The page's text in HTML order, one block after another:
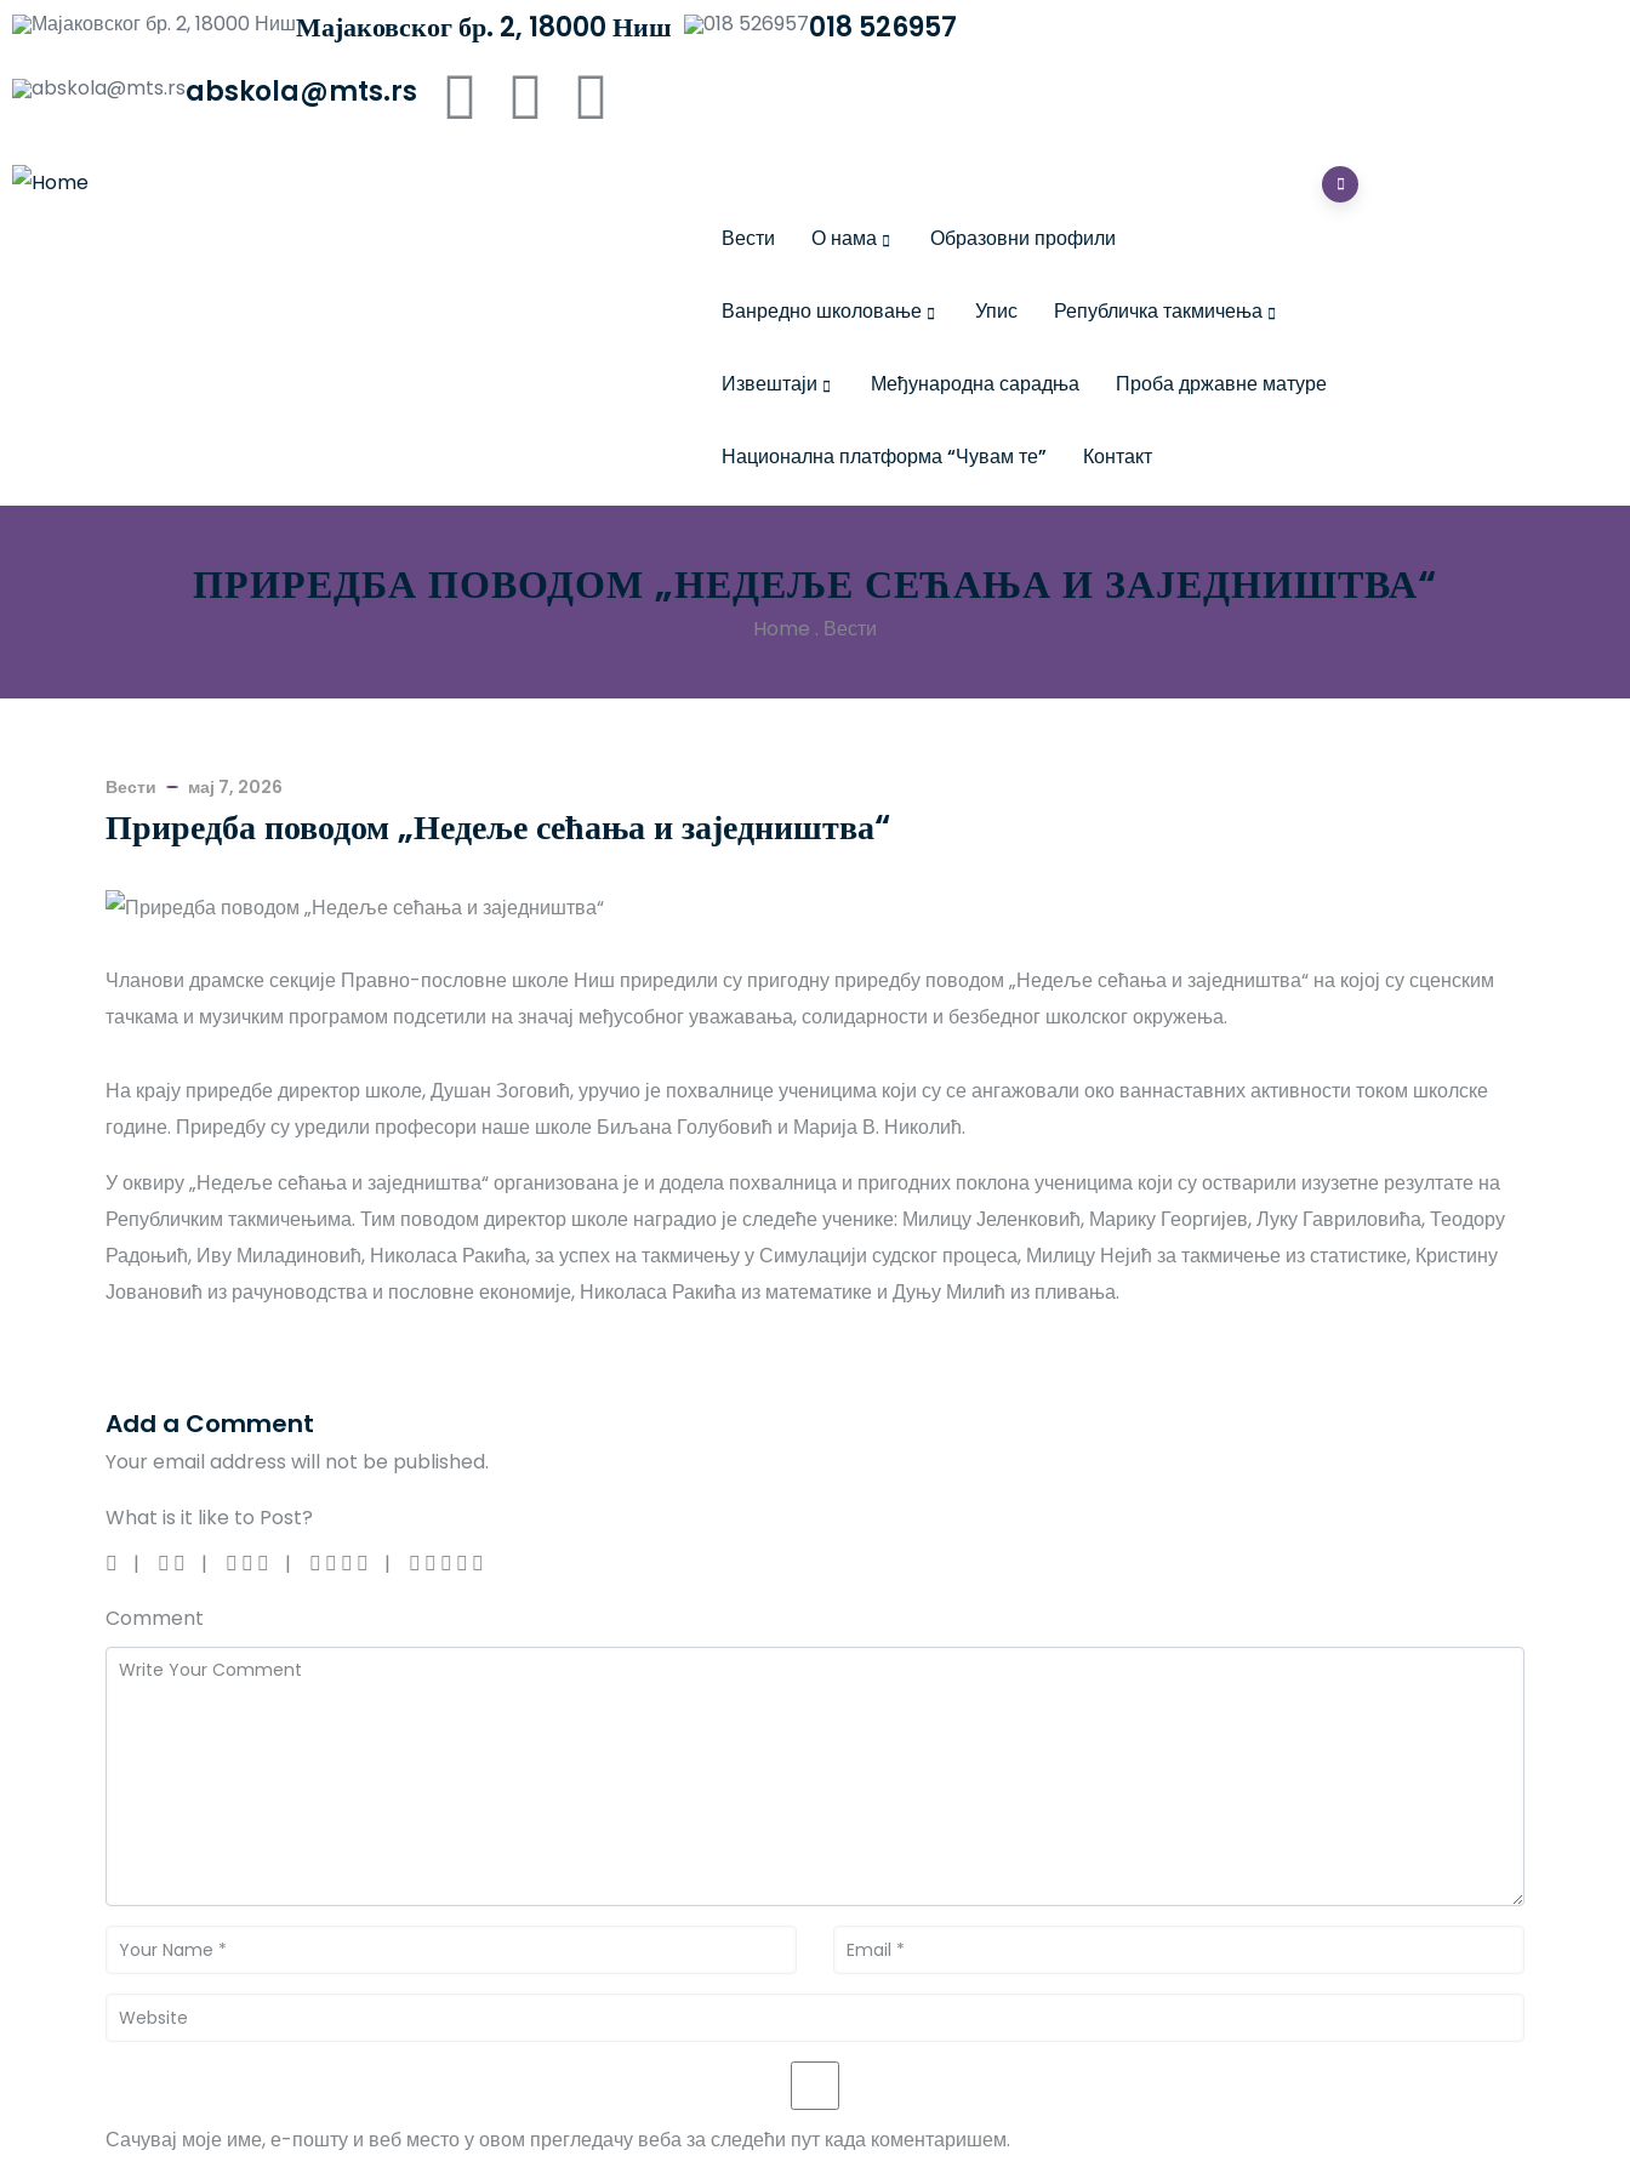
Мајаковског бр. 2, 18000 Ниш
018 526957
abskola@mts.rs
Вести О нама Образовни профили
Ванредно школовање Упис Републичка такмичења
Извештаји Међународна сарадња Проба државне матуре
Национална платформа “Чувам те” Контакт
ПРИРЕДБА ПОВОДОМ „НЕДЕЉЕ СЕЋАЊА И ЗАЈЕДНИШТВА“
Home . Вести
Вести мај 7, 2026
Приредба поводом „Недеље сећања и заједништва“
Чланови драмске секције Правно-пословне школе Ниш приредили су пригодну приредбу поводом „Недеље сећања и заједништва“ на којој су сценским
тачкама и музичким програмом подсетили на значај међусобног уважавања, солидарности и безбедног школског окружења.
На крају приредбе директор школе, Душан Зоговић, уручио је похвалнице ученицима који су се ангажовали око ваннаставних активности током школске
године. Приредбу су уредили професори наше школе Биљана Голубовић и Марија В. Николић.
У оквиру „Недеље сећања и заједништва“ организована је и додела похвалница и пригодних поклона ученицима који су остварили изузетне резултате на
Републичким такмичењима. Тим поводом директор школе наградио је следеће ученике: Милицу Јеленковић, Марику Георгијев, Луку Гавриловића, Теодору
Радоњић, Иву Миладиновић, Николаса Ракића, за успех на такмичењу у Симулацији судског процеса, Милицу Нејић за такмичење из статистике, Кристину
Јовановић из рачуноводства и пословне економије, Николаса Ракића из математике и Дуњу Милић из пливања.
Add a Comment
Your email address will not be published.
What is it like to Post?
Comment
Сачувај моје име, е-пошту и веб место у овом прегледачу веба за следећи пут када коментаришем.